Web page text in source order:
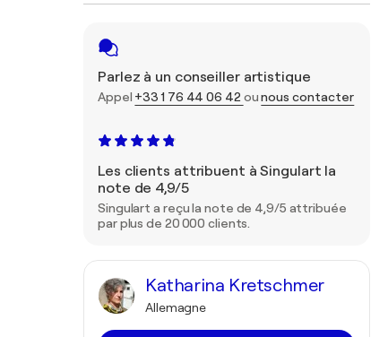
Parlez à un conseiller artistique
Appel +33 1 76 44 06 42 ounous contacter
Les clients attribuent à Singulart la
note de 4,9/5
Singulart a reçu la note de 4,9/5 attribuée
par plus de 20 000 clients.
Katharina Kretschmer
Allemagne